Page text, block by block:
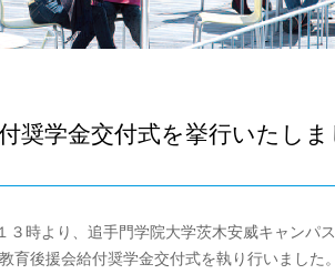
奨学金交付式を挙行いたしま
３時より、追手門学院大学茨木安威キャンパ
育後援会給付奨学金交付式を執り行いました。